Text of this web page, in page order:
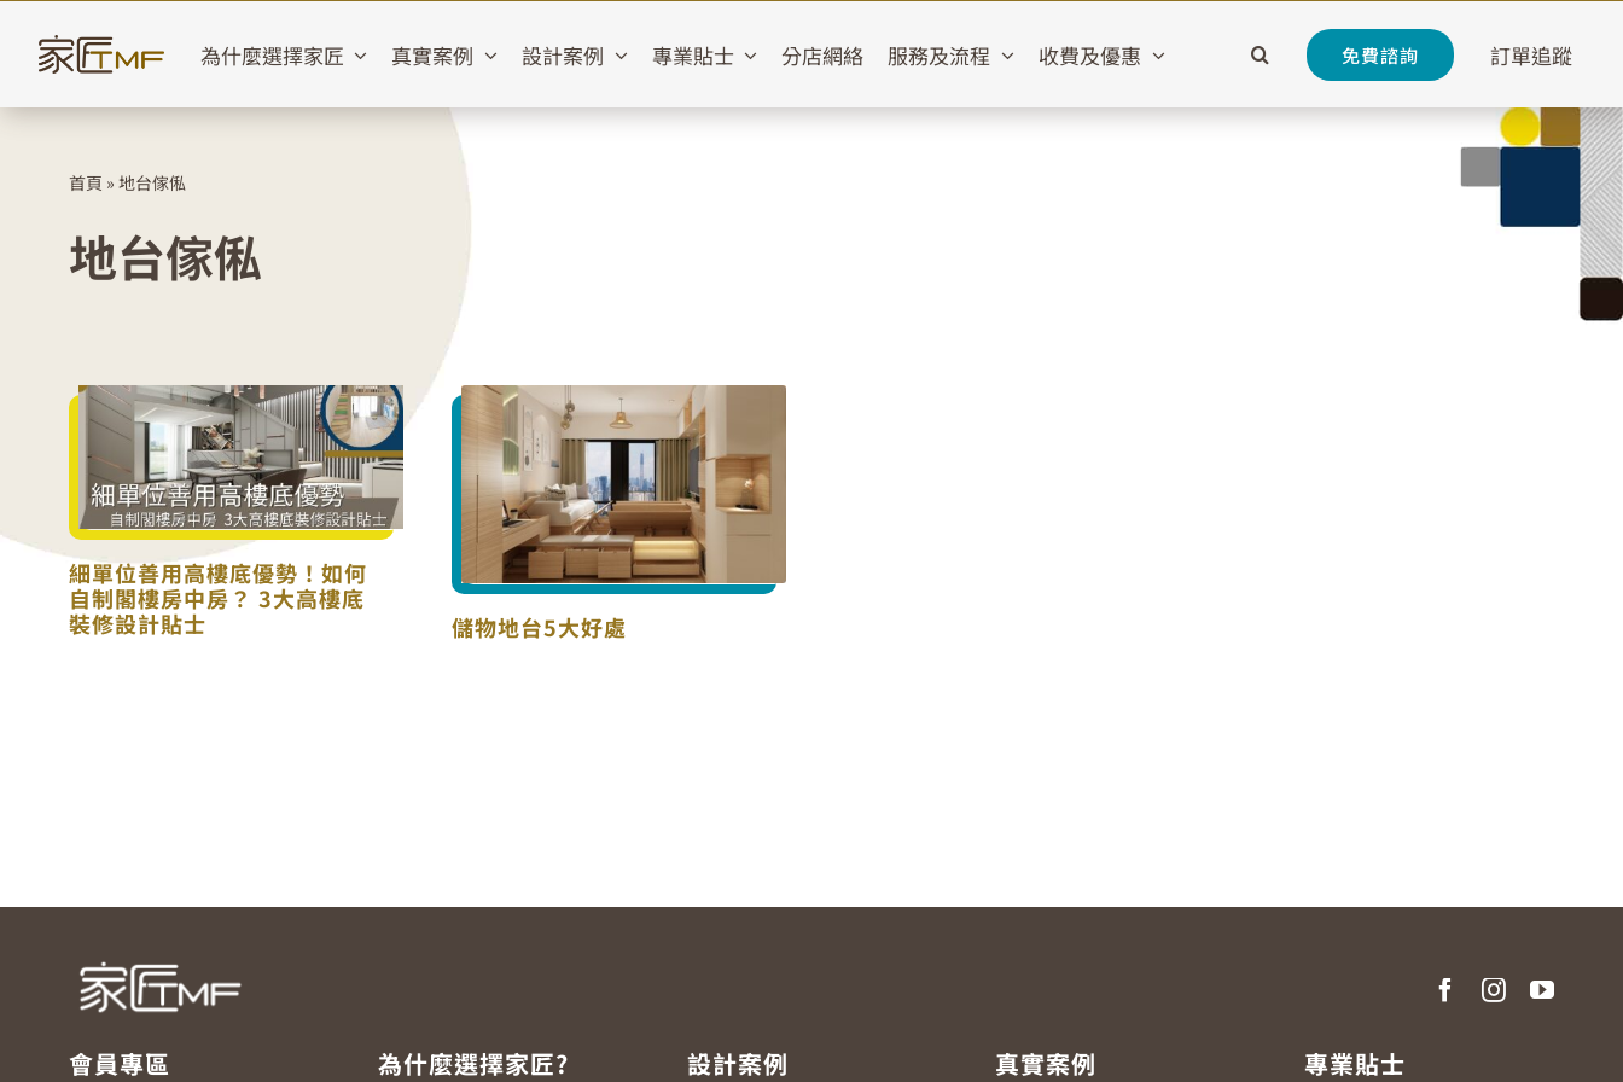
content
為什麼選擇家匠 真實案例 設計案例 專業貼士 分店網絡 服務及流程 收費及優惠 免費諮詢 訂單追蹤
首頁 »地台傢俬
地台傢俬
細單位善用高樓底優勢！如何
自制閣樓房中房？ 3大高樓底
裝修設計貼士
儲物地台5大好處
會員專區 為什麼選擇家匠? 設計案例 真實案例 專業貼士